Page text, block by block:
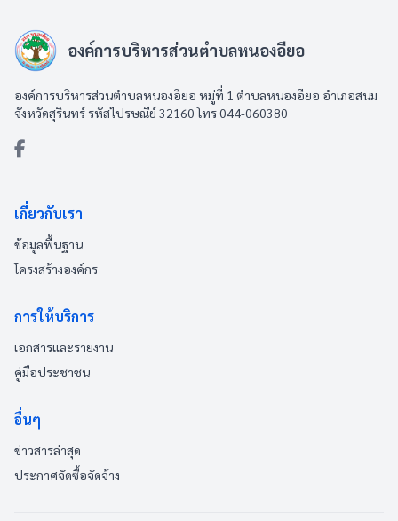
องค์การบริหารส่วนตำบลหนองอียอ
องค์การบริหารส่วนตำบลหนองอียอ หมู่ที่ 1 ตำบลหนองอียอ อำเภอสนม
จังหวัดสุรินทร์ รหัสไปรษณีย์ 32160 โทร 044-060380
เกี่ยวกับเรา
ข้อมูลพื้นฐาน
โครงสร้างองค์กร
การให้บริการ
เอกสารและรายงาน
คู่มือประชาชน
อื่นๆ
ข่าวสารล่าสุด
ประกาศจัดซื้อจัดจ้าง